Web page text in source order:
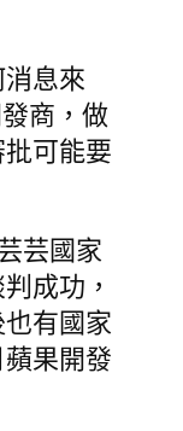
息來
商，做
可能要
芸國家
成功，
有國家
果開發